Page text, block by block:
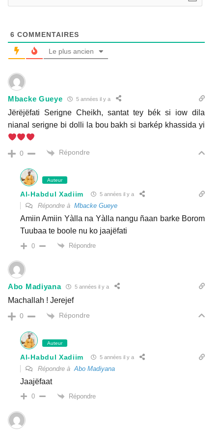
6 COMMENTAIRES
Le plus ancien
Mbacke Gueye 5 années il y a
Jërëjëfati Serigne Cheikh, santat tey bék si iow dila
nianal serigne bi dolli la bou bakh si barkép khassida yi
0 Répondre
Auteur
Al-Habdul Xadiim 5 années il y a
Répondre à Mbacke Gueye
Amiin Amiin Yàlla na Yàlla nangu ñaan barke Borom
Tuubaa te boole nu ko jaajëfati
0 Répondre
Abo Madiyana 5 années il y a
Machallah ! Jerejef
0 Répondre
Auteur
Al-Habdul Xadiim 5 années il y a
Répondre à Abo Madiyana
Jaajëfaat
0 Répondre